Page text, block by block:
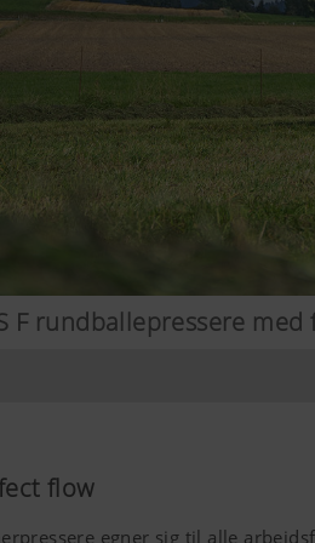
F rundballepressere
flow
egner sig til alle